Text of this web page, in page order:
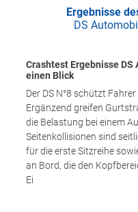
Ergebnisse
DS
Crashtest Ergebnisse DS
einen Blick
Der DS N°8 schützt
Ergänzend greifen
die Belastung bei einem
Seitenkollisionen sind
für die erste Sitzreihe
an Bord, die den
Ei